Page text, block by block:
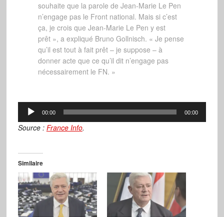
souhaite que la parole de Jean-Marie Le Pen
n’engage pas le Front national. Mais si c’est
ça, je crois que Jean-Marie Le Pen y est
prêt », a expliqué Bruno Gollnisch. « Je pense
qu’il est tout à fait prêt – je suppose – à
donner acte que ce qu’il dit n’engage pas
nécessairement le FN. »
Lecteur
audio
00:00 00:00
Source : France Info.
Similaire